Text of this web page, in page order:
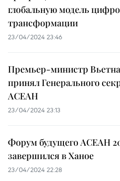
глобальную модель
трансформации
23/04/2024 23:46
Премьер-министр
принял Генерального
АСЕАН
23/04/2024 23:13
Форум будущего АСЕАН
завершился в Ханое
23/04/2024 22:28